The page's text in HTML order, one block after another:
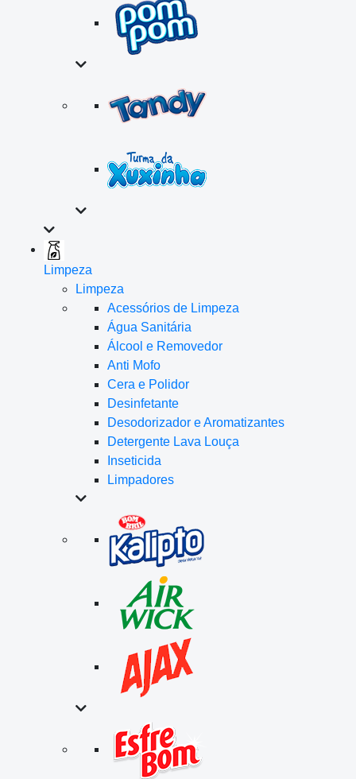
Limpeza
Limpeza
Acessórios de Limpeza
Água Sanitária
Álcool e Removedor
Anti Mofo
Cera e Polidor
Desinfetante
Desodorizador e Aromatizantes
Detergente Lava Louça
Inseticida
Limpadores